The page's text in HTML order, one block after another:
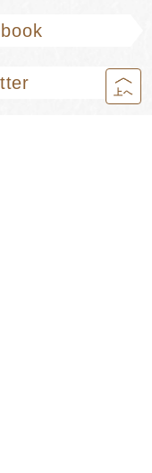
上へ